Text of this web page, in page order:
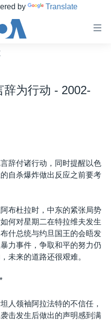
by Translate
为行动 - 2002-
辞付诸行动，同时提醒以色
自杀爆炸做出反应之前要考
布杜拉时，中东的紧张局势
何对星期二在特拉维夫发生
什总统与约旦国王的会晤发
力事件，争取和平的努力仍
未来的道路还很艰难。
人领袖阿拉法特的不信任，
击发生后做出的声明感到满